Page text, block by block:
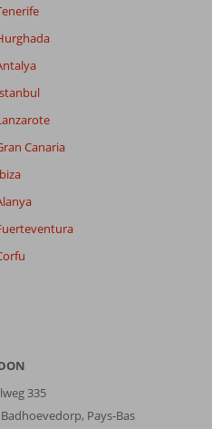
par
(nieuw > oud)
Canaria
335
Badhoevedorp, Pays-Bas